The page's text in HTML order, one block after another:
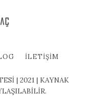
İLETIŞIM
| 2021 | KAYNAK